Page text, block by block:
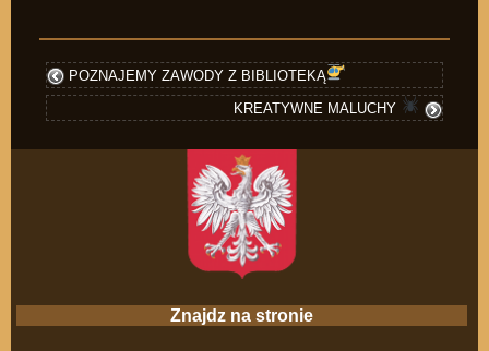
POZNAJEMY ZAWODY Z BIBLIOTEKĄ
KREATYWNE MALUCHY
Znajdz na stronie